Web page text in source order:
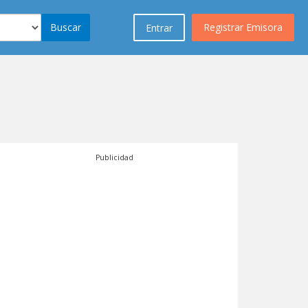
Registrar Emisora
Entrar
Buscar
Publicidad